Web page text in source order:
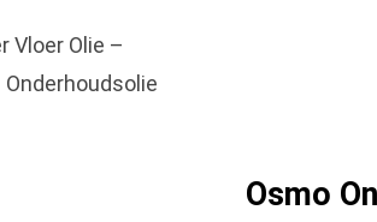
Vloer Olie –
Osmo